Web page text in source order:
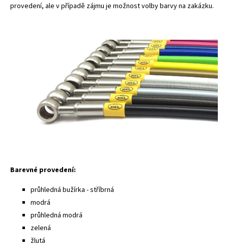
provedení, ale v případě zájmu je možnost volby barvy na zakázku.
Barevné provedení:
průhledná bužírka - stříbrná
modrá
průhledná modrá
zelená
žlutá